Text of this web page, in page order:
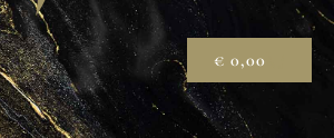
€ 0,00